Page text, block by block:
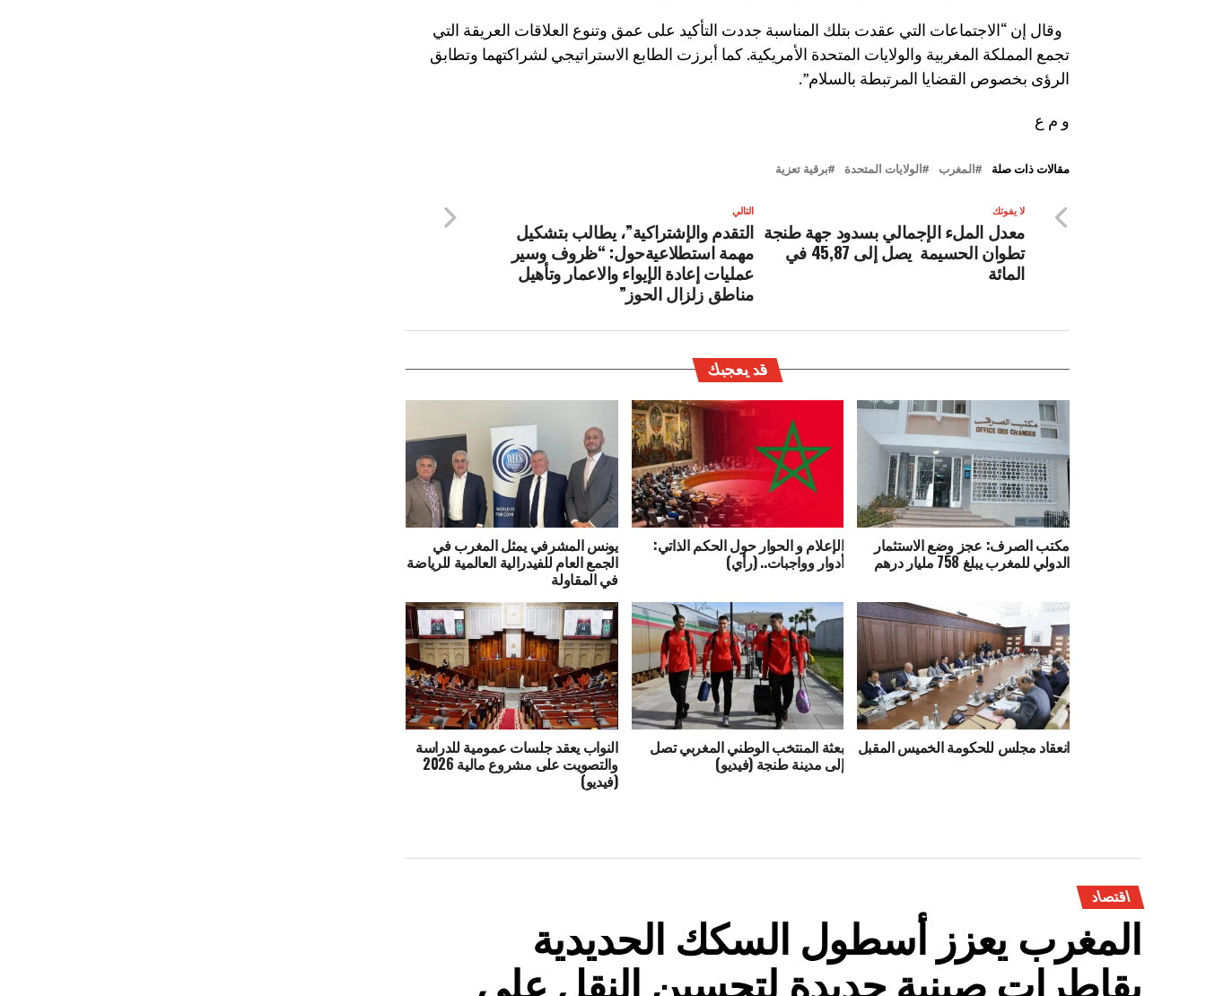
وقال إن “الاجتماعات التي عقدت بتلك المناسبة جددت التأكيد على عمق وتنوع العلاقات العريقة التي
تجمع المملكة المغربية والولايات المتحدة الأمريكية. كما أبرزت الطابع الاستراتيجي لشراكتهما وتطابق
الرؤى بخصوص القضايا المرتبطة بالسلام”.
و م ع
مقالات ذات صلة المغرب الولايات المتحدة برقية تعزية
التالي
التقدم والإشتراكية”، يطالب بتشكيل
مهمة استطلاعيةحول: “ظروف وسير
عمليات إعادة الإيواء والاعمار وتأهيل
مناطق زلزال الحوز”
لا يفوتك
معدل الملء الإجمالي بسدود جهة طنجة
تطوان الحسيمة يصل إلى 45,87 في
المائة
قد يعجبك
مكتب الصرف: عجز وضع الاستثمار
الدولي للمغرب يبلغ 758 مليار درهم
الإعلام و الحوار حول الحكم الذاتي:
أدوار وواجبات.. (رأي)
يونس المشرفي يمثل المغرب في
الجمع العام للفيدرالية العالمية للرياضة
في المقاولة
انعقاد مجلس للحكومة الخميس المقبل بعثة المنتخب الوطني المغربي تصل
إلى مدينة طنجة (فيديو)
النواب يعقد جلسات عمومية للدراسة
والتصويت على مشروع مالية 2026
(فيديو)
اقتصاد
المغرب يعزز أسطول السكك الحديدية
بقاطرات صينية جديدة لتحسين النقل على